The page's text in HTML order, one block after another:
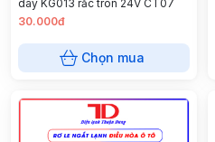
dây KG013 rắc tròn 24V CT07
30.000đ
Chọn mua